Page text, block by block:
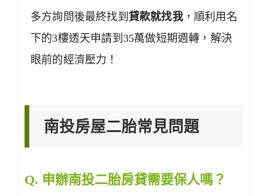
多方詢問後最終找到 貸款就找我，順利用名
下的3樓透天申請到35萬做短期週轉，解決
眼前的經濟壓力！
南投房屋二胎常見問題
Q. 申辦南投二胎房貸需要保人嗎？